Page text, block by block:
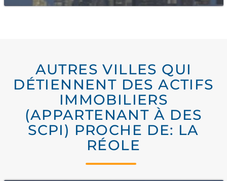
AUTRES VILLES QUI
DÉTIENNENT DES ACTIFS
IMMOBILIERS
(APPARTENANT À DES
SCPI) PROCHE DE: LA
RÉOLE